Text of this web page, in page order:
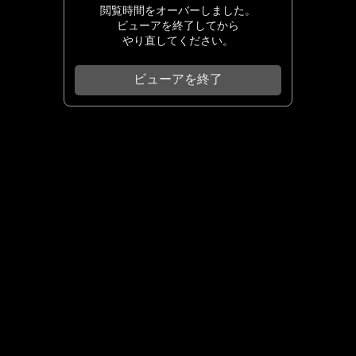
閲覧時間をオーバーしました。
ビューアを終了してから
やり直してください。
ビューアを終了